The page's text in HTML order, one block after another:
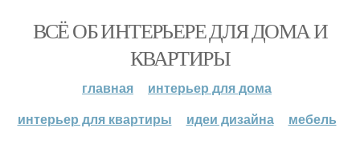
ВСЁ ОБ ИНТЕРЬЕРЕ ДЛЯ ДОМА И
КВАРТИРЫ
главная
интерьер для дома
интерьер для квартиры
идеи дизайна мебель